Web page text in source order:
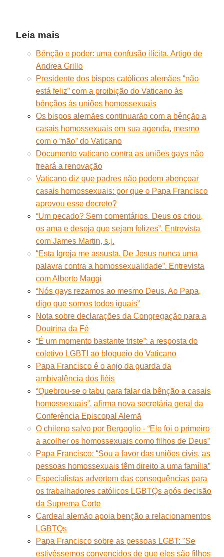
Leia mais
Bênção e poder: uma confusão ilícita. Artigo de
Andrea Grillo
Presidente dos bispos católicos alemães “não
está feliz” com a proibição do Vaticano às
bênçãos às uniões homossexuais
Os bispos alemães continuarão com a bênção a
casais homossexuais em sua agenda, mesmo
com o “não” do Vaticano
Documento vaticano contra as uniões gays não
freará a renovação
Vaticano diz que padres não podem abençoar
casais homossexuais: por que o Papa Francisco
aprovou esse decreto?
“Um pecado? Sem comentários. Deus os criou,
os ama e deseja que sejam felizes”. Entrevista
com James Martin, s.j.
“Esta Igreja me assusta. De Jesus nunca uma
palavra contra a homossexualidade”. Entrevista
com Alberto Maggi
“Nós gays rezamos ao mesmo Deus. Ao Papa,
digo que somos todos iguais”
Nota sobre declarações da Congregação para a
Doutrina da Fé
“É um momento bastante triste”: a resposta do
coletivo LGBTI ao bloqueio do Vaticano
Papa Francisco é o anjo da guarda da
ambivalência dos fiéis
“Quebrou-se o tabu para falar da bênção a casais
homossexuais”, afirma nova secretária geral da
Conferência Episcopal Alemã
O chileno salvo por Bergoglio - “Ele foi o primeiro
a acolher os homossexuais como filhos de Deus”
Papa Francisco: “Sou a favor das uniões civis, as
pessoas homossexuais têm direito a uma família”
Especialistas advertem das consequências para
os trabalhadores católicos LGBTQs após decisão
da Suprema Corte
Cardeal alemão apoia benção a relacionamentos
LGBTQs
Papa Francisco sobre as pessoas LGBT: "Se
estivéssemos convencidos de que eles são filhos